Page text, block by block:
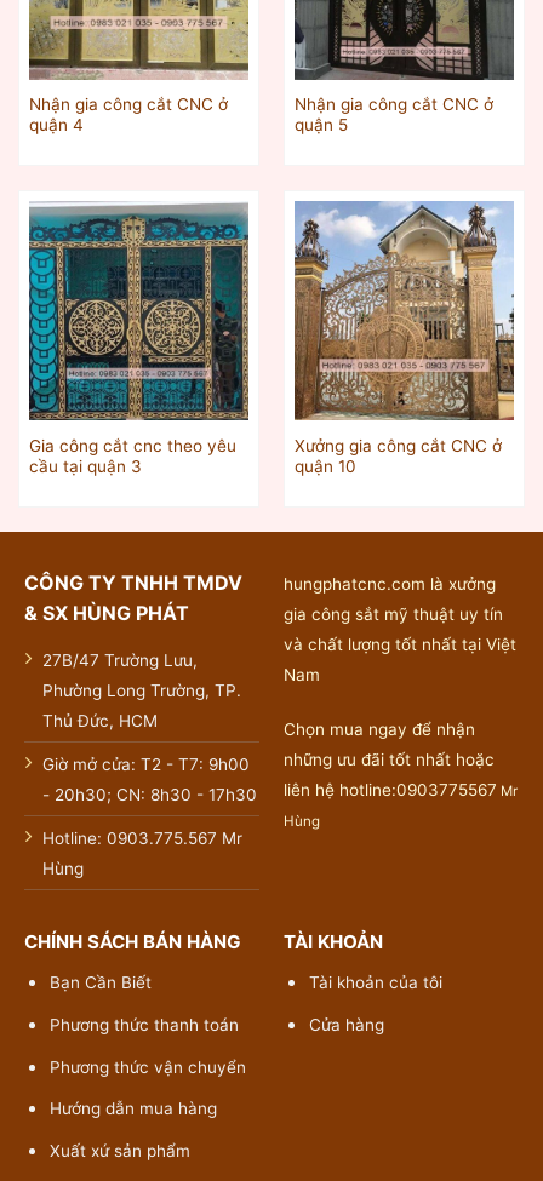
Nhận gia công cắt CNC ở
quận 4
Nhận gia công cắt CNC ở
quận 5
Gia công cắt cnc theo yêu
cầu tại quận 3
Xưởng gia công cắt CNC ở
quận 10
CÔNG TY TNHH TMDV
& SX HÙNG PHÁT
27B/47 Trường Lưu,
Phường Long Trường, TP.
Thủ Đức, HCM
Giờ mở cửa: T2 - T7: 9h00
- 20h30; CN: 8h30 - 17h30
Hotline: 0903.775.567 Mr
Hùng
hungphatcnc.com là xưởng
gia công sắt mỹ thuật uy tín
và chất lượng tốt nhất tại Việt
Nam
Chọn mua ngay để nhận
những ưu đãi tốt nhất hoặc
liên hệ hotline:0903775567 Mr
Hùng
CHÍNH SÁCH BÁN HÀNG
Bạn Cần Biết
Phương thức thanh toán
Phương thức vận chuyển
Hướng dẫn mua hàng
Xuất xứ sản phẩm
TÀI KHOẢN
Tài khoản của tôi
Cửa hàng